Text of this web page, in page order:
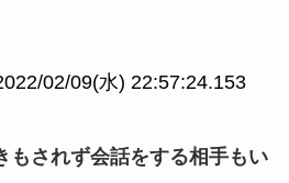
02/09(水) 22:57:24.153
もされず会話をする相手もい